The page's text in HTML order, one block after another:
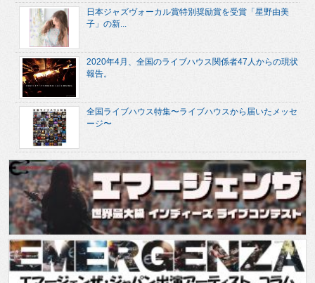
日本ジャズヴォーカル賞特別奨励賞を受賞「星野由美
子」の新...
2020年4月、全国のライブハウス関係者47人からの現状
報告。
全国ライブハウス特集〜ライブハウスから届いたメッセ
ージ〜